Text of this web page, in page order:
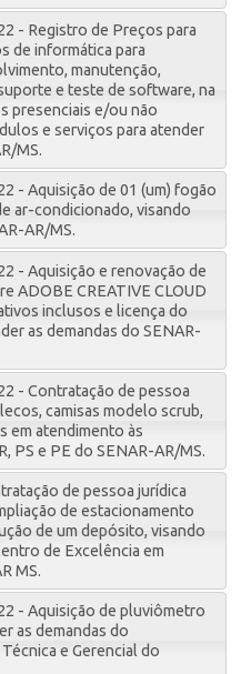
- Registro de Preços para
de informática para
manutenção,
e teste de software, na
presenciais e/ou não
e serviços para atender
MS.
- Aquisição de 01 (um) fogão
ar-condicionado, visando
AR/MS.
- Aquisição e renovação de
ADOBE CREATIVE CLOUD
inclusos e licença do
as demandas do SENAR-
- Contratação de pessoa
camisas modelo scrub,
em atendimento às
PS e PE do SENAR-AR/MS.
de pessoa jurídica
de estacionamento
de um depósito, visando
de Excelência em
MS.
- Aquisição de pluviômetro
as demandas do
e Gerencial do